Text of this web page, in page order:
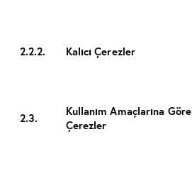
2.2.2. Kalıcı Çerezler
2.3.
Kullanım Amaçlarına Göre
Çerezler